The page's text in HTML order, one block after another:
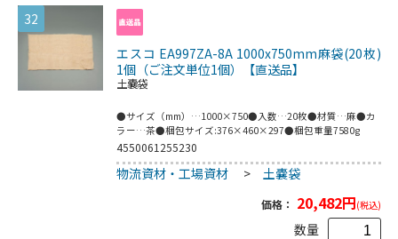
32
エスコ EA997ZA-8A 1000x750mm麻袋(20枚)
1個（ご注文単位1個）【直送品】
土嚢袋
●サイズ（mm）…1000×750●入数…20枚●材質…麻●カ
ラー…茶●梱包サイズ:376×460×297●梱包重量7580g
4550061255230
物流資材・工場資材 > 土嚢袋
価格： 20,482円(税込)
数量